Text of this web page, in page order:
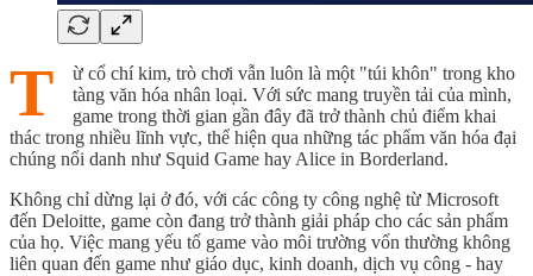
T
ừ cổ chí kim, trò chơi vẫn luôn là một "túi khôn" trong kho
tàng văn hóa nhân loại. Với sức mang truyền tải của mình,
game trong thời gian gần đây đã trở thành chủ điểm khai
thác trong nhiều lĩnh vực, thể hiện qua những tác phẩm văn hóa đại
chúng nổi danh như Squid Game hay Alice in Borderland.
Không chỉ dừng lại ở đó, với các công ty công nghệ từ Microsoft
đến Deloitte, game còn đang trở thành giải pháp cho các sản phẩm
của họ. Việc mang yếu tố game vào môi trường vốn thường không
liên quan đến game như giáo dục, kinh doanh, dịch vụ công - hay